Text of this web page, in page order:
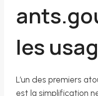
les
L’un des premiers
est la simplification